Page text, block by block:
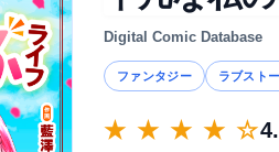
Digital Comic Database
ファンタジー ラブスト
★ ★ ★ ★ ☆